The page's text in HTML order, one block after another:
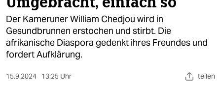
politik
öko
gesellschaft
kultur
Der Kameruner William Chedjou wird in
Gesundbrunnen erstochen und stirbt. Die
afrikanische Diaspora gedenkt ihres Freundes und
fordert Aufklärung.
15.9.2024 13:25 Uhr teilen